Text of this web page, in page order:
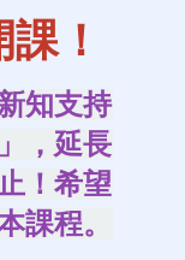
！
知支持
，延長
！希望
課程。